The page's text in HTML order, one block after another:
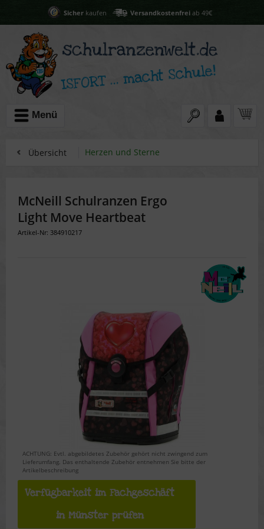
Sicherkaufen Versandkostenfreiab 49€
Menü
Übersicht Herzen und Sterne
McNeill Schulranzen Ergo
Light Move Heartbeat
Artikel-Nr: 384910217
ACHTUNG: Evtl. abgebildetes Zubehör gehört nicht zwingend zum
Lieferumfang. Das enthaltende Zubehör entnehmen Sie bitte der
Artikelbeschreibung
Verfügbarkeit im Fachgeschäft
in Münster prüfen